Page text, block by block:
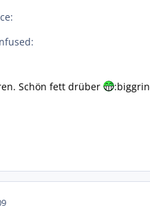
Schön fett drüber